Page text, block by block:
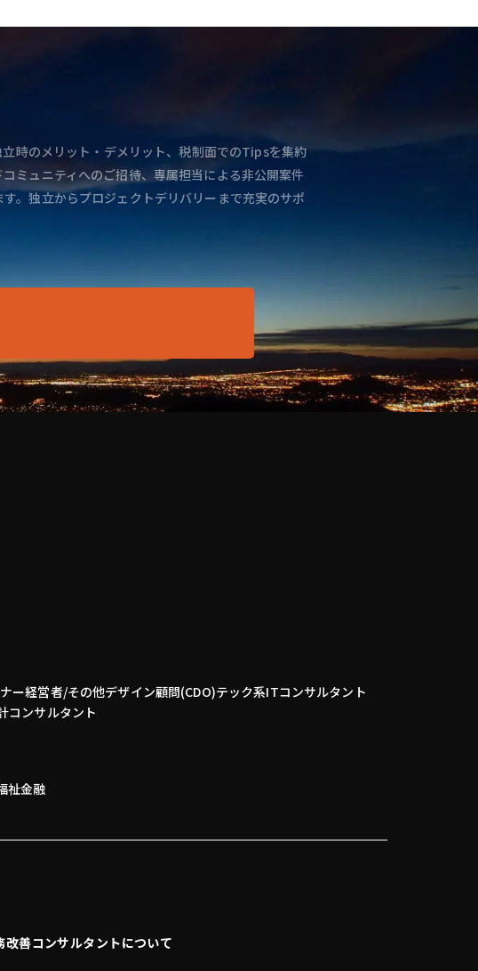
時のメリット・デメリット、税制面でのTipsを集約
ミュニティへのご招待、専属担当による非公開案件
。独立からプロジェクトデリバリーまで充実のサポ
ー経営者/その他デザイン顧問(CDO)テック系ITコンサルタント
コンサルタント
祉金融
改善コンサルタントについて